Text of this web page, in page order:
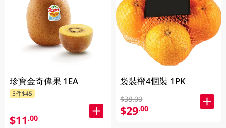
珍寶金奇偉果 1EA
5件$45
$11.00
袋裝橙4個裝 1PK
$38.00
$29.00